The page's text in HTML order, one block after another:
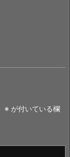
※ が付いている欄